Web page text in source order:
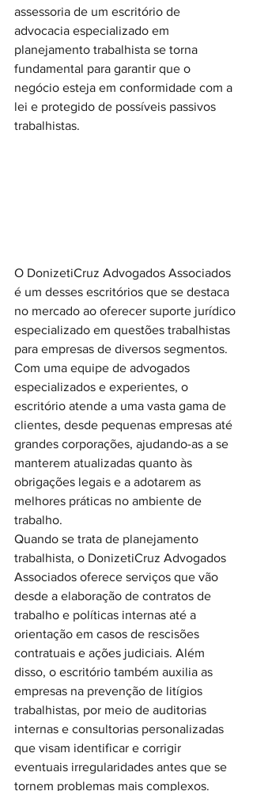
assessoria de um escritório de
advocacia especializado em
planejamento trabalhista se torna
fundamental para garantir que o
negócio esteja em conformidade com a
lei e protegido de possíveis passivos
trabalhistas.
O DonizetiCruz Advogados Associados
é um desses escritórios que se destaca
no mercado ao oferecer suporte jurídico
especializado em questões trabalhistas
para empresas de diversos segmentos.
Com uma equipe de advogados
especializados e experientes, o
escritório atende a uma vasta gama de
clientes, desde pequenas empresas até
grandes corporações, ajudando-as a se
manterem atualizadas quanto às
obrigações legais e a adotarem as
melhores práticas no ambiente de
trabalho.
Quando se trata de planejamento
trabalhista, o DonizetiCruz Advogados
Associados oferece serviços que vão
desde a elaboração de contratos de
trabalho e políticas internas até a
orientação em casos de rescisões
contratuais e ações judiciais. Além
disso, o escritório também auxilia as
empresas na prevenção de litígios
trabalhistas, por meio de auditorias
internas e consultorias personalizadas
que visam identificar e corrigir
eventuais irregularidades antes que se
tornem problemas mais complexos.